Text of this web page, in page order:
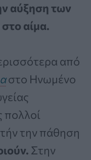
αύξηση των
αίμα.
από
στο Ηνωμένο
πολλοί
την πάθηση
Στην